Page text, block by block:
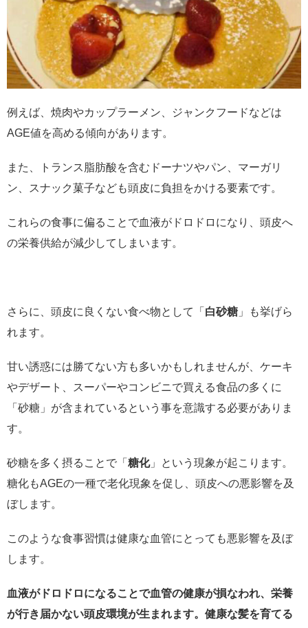
例えば、焼肉やカップラーメン、ジャンクフードなどは
AGE値を高める傾向があります。
また、トランス脂肪酸を含むドーナツやパン、マーガリ
ン、スナック菓子なども頭皮に負担をかける要素です。
これらの食事に偏ることで血液がドロドロになり、頭皮へ
の栄養供給が減少してしまいます。
さらに、頭皮に良くない食べ物として「 白砂糖 」も挙げら
れます。
甘い誘惑には勝てない方も多いかもしれませんが、ケーキ
やデザート、スーパーやコンビニで買える食品の多くに
「砂糖」が含まれているという事を意識する必要がありま
す。
砂糖を多く摂ることで「 糖化」という現象が起こります。
糖化もAGEの一種で老化現象を促し、頭皮への悪影響を及
ぼします。
このような食事習慣は健康な血管にとっても悪影響を及ぼ
します。
血液がドロドロになることで血管の健康が損なわれ、栄養
が行き届かない頭皮環境が生まれます。健康な髪を育てる